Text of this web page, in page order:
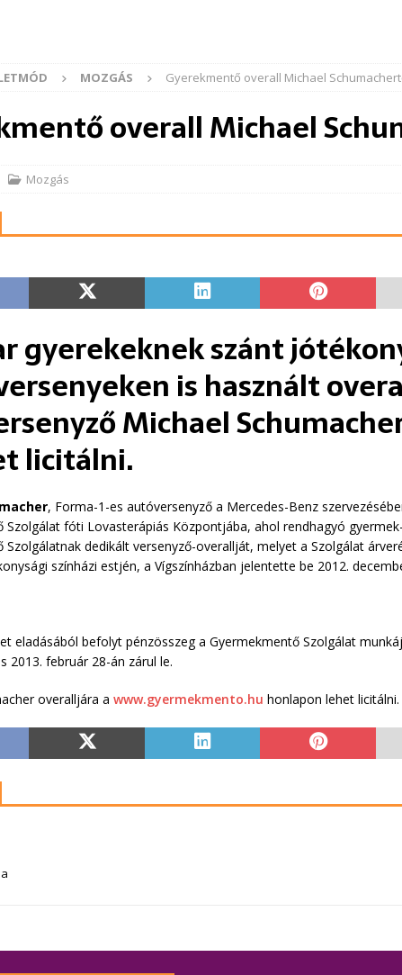
MOZGÁS Gyerekmentő overall Michael
overall Michael
Mozgás
gyerekeknek szánt
is használt
Michael
licitálni.
, Forma-1-es autóversenyző a Mercedes-Benz
Szolgálat fóti Lovasterápiás Központjába, ahol rendhagyó
Szolgálatnak dedikált versenyző-overallját, melyet a Szolgálat
színházi estjén, a Vígszínházban jelentette be 2012.
eladásából befolyt pénzösszeg a Gyermekmentő Szolgálat
2013. február 28-án zárul le.
overalljára a www.gyermekmento.hu honlapon lehet licitálni.